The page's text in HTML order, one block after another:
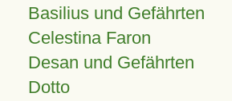
Basilius und Gefährten
Celestina Faron
Desan und Gefährten
Dotto